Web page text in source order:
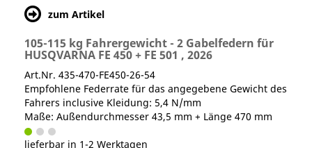
zum Artikel
105-115 kg Fahrergewicht - 2 Gabelfedern für
HUSQVARNA FE 450 + FE 501 , 2026
Art.Nr. 435-470-FE450-26-54
Empfohlene Federrate für das angegebene Gewicht des
Fahrers inclusive Kleidung: 5,4 N/mm
Maße: Außendurchmesser 43,5 mm + Länge 470 mm
lieferbar in 1-2 Werktagen